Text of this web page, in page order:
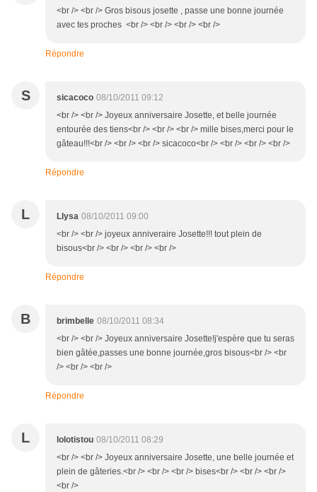
<br /> <br /> Gros bisous josette , passe une bonne journée
avec tes proches <br /> <br /> <br /> <br />
Répondre
S sicacoco 08/10/2011 09:12
<br /> <br /> Joyeux anniversaire Josette, et belle journée
entourée des tiens<br /> <br /> <br /> mille bises,merci pour le
gâteau!!!<br /> <br /> <br /> sicacoco<br /> <br /> <br /> <br />
Répondre
L Llysa 08/10/2011 09:00
<br /> <br /> joyeux anniveraire Josette!!! tout plein de
bisous<br /> <br /> <br /> <br />
Répondre
B brimbelle 08/10/2011 08:34
<br /> <br /> Joyeux anniversaire Josette!j'espère que tu seras
bien gâtée,passes une bonne journée,gros bisous<br /> <br
/> <br /> <br />
Répondre
L lolotistou 08/10/2011 08:29
<br /> <br /> Joyeux anniversaire Josette, une belle journée et
plein de gâteries.<br /> <br /> <br /> bises<br /> <br /> <br />
<br />